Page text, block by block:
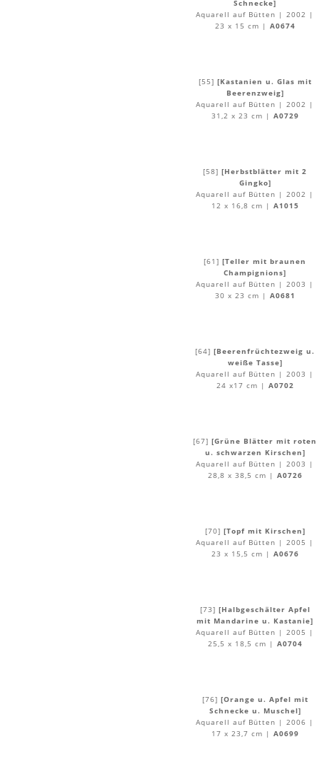
Schnecke]
Aquarell auf Bütten | 2002 |
23 x 15 cm | A0674
[55] [Kastanien u. Glas mit
Beerenzweig]
Aquarell auf Bütten | 2002 |
31,2 x 23 cm | A0729
[58] [Herbstblätter mit 2
Gingko]
Aquarell auf Bütten | 2002 |
12 x 16,8 cm | A1015
[61] [Teller mit braunen
Champignions]
Aquarell auf Bütten | 2003 |
30 x 23 cm | A0681
[64] [Beerenfrüchtezweig u.
weiße Tasse]
Aquarell auf Bütten | 2003 |
24 x17 cm | A0702
[67] [Grüne Blätter mit roten
u. schwarzen Kirschen]
Aquarell auf Bütten | 2003 |
28,8 x 38,5 cm | A0726
[70] [Topf mit Kirschen]
Aquarell auf Bütten | 2005 |
23 x 15,5 cm | A0676
[73] [Halbgeschälter Apfel
mit Mandarine u. Kastanie]
Aquarell auf Bütten | 2005 |
25,5 x 18,5 cm | A0704
[76] [Orange u. Apfel mit
Schnecke u. Muschel]
Aquarell auf Bütten | 2006 |
17 x 23,7 cm | A0699